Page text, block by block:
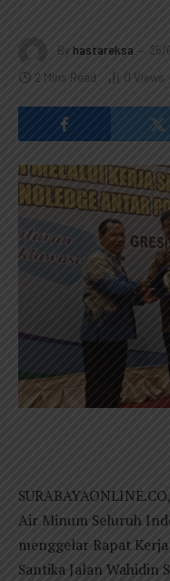
By hastareksa 25/
2 Mins Read 0 Views
Air Minum Seluruh
menggelar Rapat
Santika Jalan Wahidin